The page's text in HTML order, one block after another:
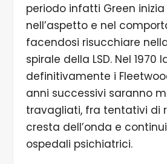
periodo infatti Green
nell’aspetto e nel
facendosi risucchiare
spirale della LSD. Nel 1970
definitivamente i
anni successivi saranno
travagliati, fra tentativi di
cresta dell’onda e
ospedali psichiatrici.